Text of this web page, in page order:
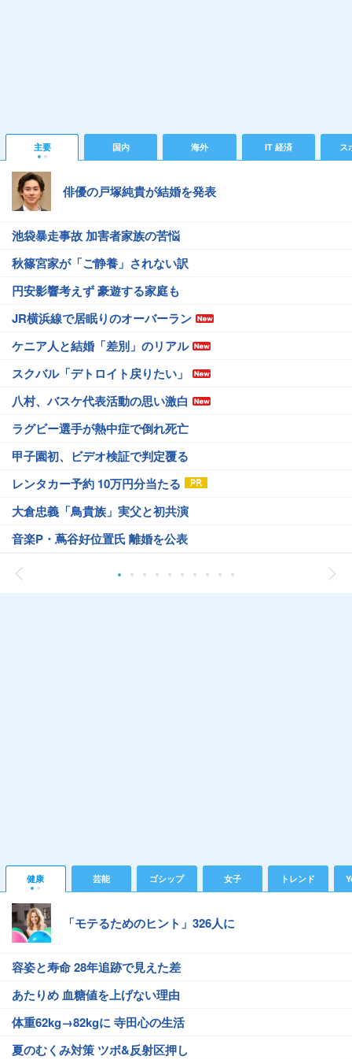
主要 国内 海外 IT 経済 ス
俳優の戸塚純貴が結婚を発表
池袋暴走事故 加害者家族の苦悩
秋篠宮家が「ご静養」されない訳
円安影響考えず 豪遊する家庭も
JR横浜線で居眠りのオーバーラン
ケニア人と結婚「差別」のリアル
スクバル「デトロイト戻りたい」
八村、バスケ代表活動の思い激白
ラグビー選手が熱中症で倒れ死亡
甲子園初、ビデオ検証で判定覆る
レンタカー予約 10万円分当たる
大倉忠義「鳥貴族」実父と初共演
音楽P・蔦谷好位置氏 離婚を公表
健康 芸能 ゴシップ 女子 トレンド
「モテるためのヒント」326人に
容姿と寿命 28年追跡で見えた差
あたりめ 血糖値を上げない理由
体重62kg→82kgに 寺田心の生活
夏のむくみ対策 ツボ&反射区押し